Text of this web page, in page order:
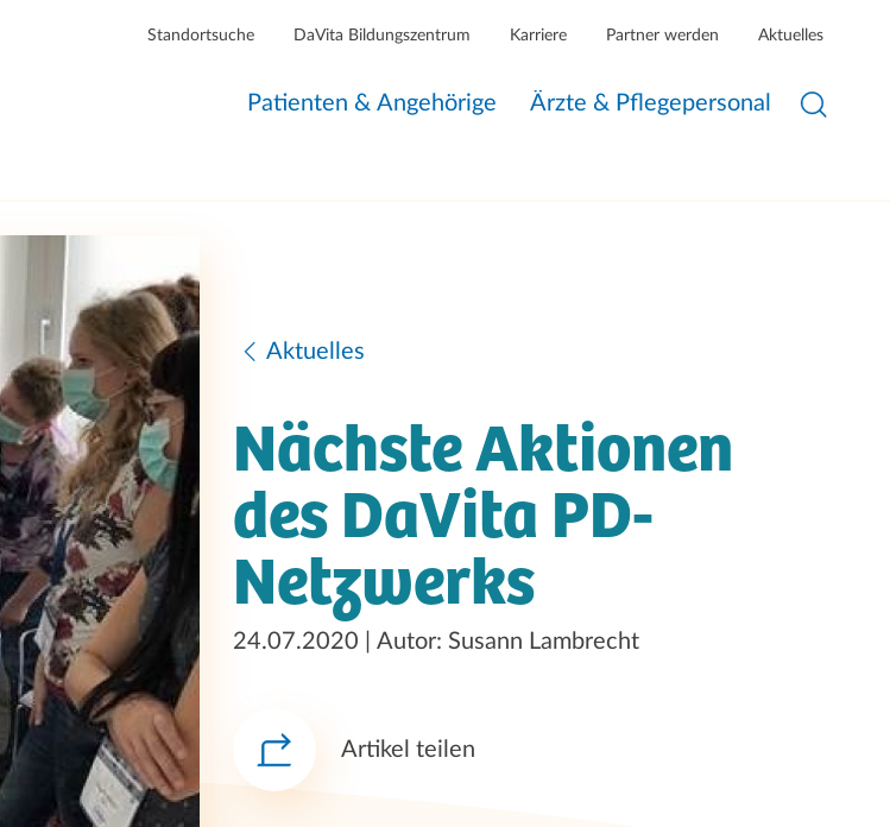
Standortsuche DaVita Bildungszentrum Karriere Partner werden Aktuelles
Patienten & Angehörige Ärzte & Pflegepersonal
Aktuelles
Nächste Aktionen
des DaVita PD-
Netzwerks
24.07.2020 Autor: Susann Lambrecht
Artikel teilen